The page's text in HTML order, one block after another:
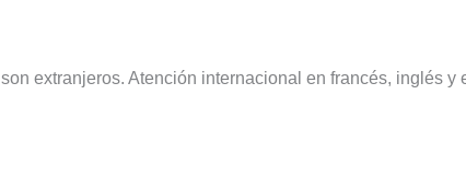
extranjeros. Atención internacional en francés, inglés